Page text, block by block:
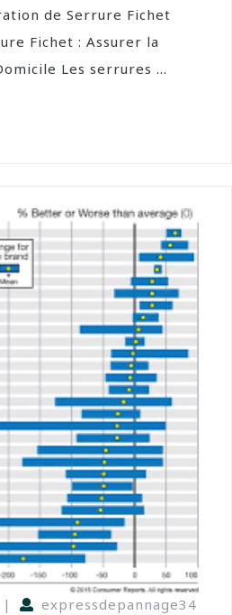
de Serrure Fichet
Fichet : Assurer la
Les serrures ...
|
expressdepannage34